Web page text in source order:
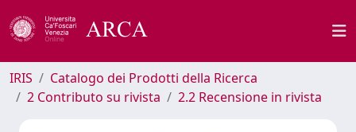
IRIS
Catalogo dei Prodotti della Ricerca
2 Contributo su rivista
2.2 Recensione in rivista